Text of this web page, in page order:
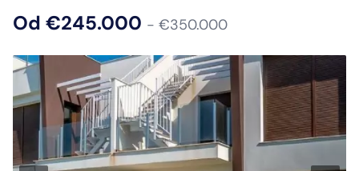
Od €245.000 - €350.000